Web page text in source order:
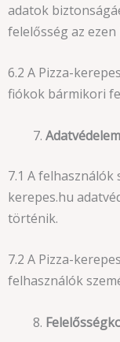
adatok
felelősség az
6.2 A Pizza-
fiókok bármikori
Adatvédelem
7.1 A felhasználók
kerepes.hu
történik.
7.2 A Pizza-
felhasználók